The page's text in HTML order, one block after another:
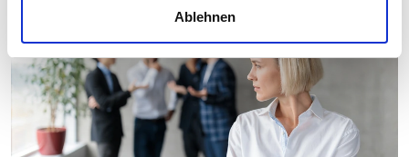
Ablehnen